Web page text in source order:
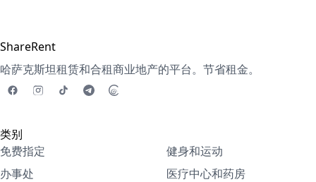
ShareRent
哈萨克斯坦租赁和合租商业地产的平台。节省租金。
类别
免费指定
办事处
健身和运动
医疗中心和药房